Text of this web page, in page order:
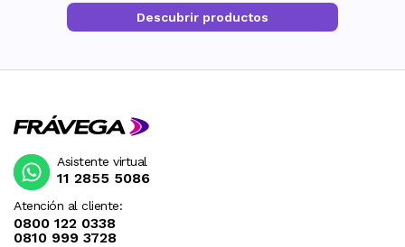
Descubrir productos
Atención al cliente:
0800 122 0338
0810 999 3728
Asistente virtual
11 2855 5086